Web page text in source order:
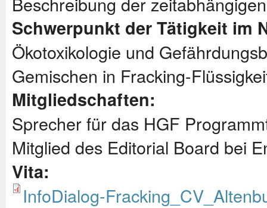
Schwerpunkt der Tätigkeit im
Ökotoxikologie und
Gemischen in Fracking-
Mitgliedschaften:
Sprecher für das HGF
Mitglied des Editorial Board bei
Vita:
InfoDialog-